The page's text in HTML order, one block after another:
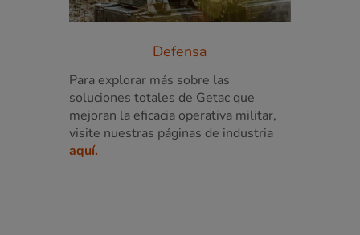
Defensa
Para explorar más sobre las
soluciones totales de Getac que
mejoran la eficacia operativa militar,
visite nuestras páginas de industria
aquí.